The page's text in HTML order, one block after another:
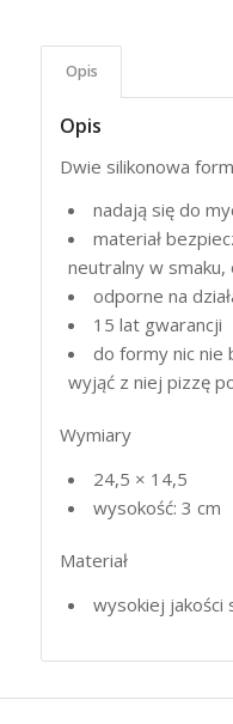
Opis
Opis
Dwie silikonowa
nadają się do
materiał
neutralny w smaku,
odporne na
15 lat gwarancji
do formy nic nie
wyjąć z niej pizzę
Wymiary
24,5 × 14,5
wysokość: 3 cm
Materiał
wysokiej jakości